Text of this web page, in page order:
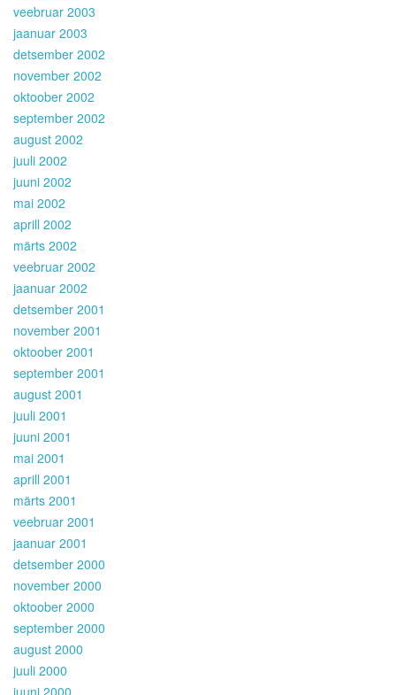
veebruar 2003
jaanuar 2003
detsember 2002
november 2002
oktoober 2002
september 2002
august 2002
juuli 2002
juuni 2002
mai 2002
aprill 2002
märts 2002
veebruar 2002
jaanuar 2002
detsember 2001
november 2001
oktoober 2001
september 2001
august 2001
juuli 2001
juuni 2001
mai 2001
aprill 2001
märts 2001
veebruar 2001
jaanuar 2001
detsember 2000
november 2000
oktoober 2000
september 2000
august 2000
juuli 2000
juuni 2000